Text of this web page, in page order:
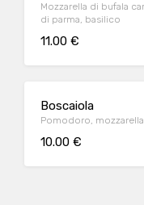
Mozzarella di bufala
di parma, basilico
11.00 €
Boscaiola
Pomodoro,
10.00 €